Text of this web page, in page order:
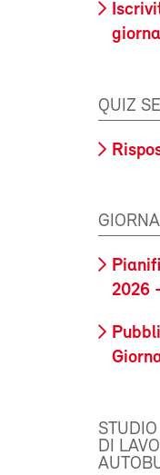
QUIZ
2026
DI